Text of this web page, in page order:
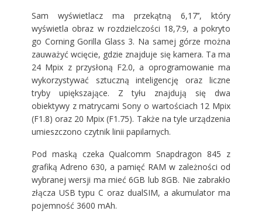
Sam wyświetlacz ma przekątną 6,17’’, który
wyświetla obraz w rozdzielczości 18,7:9, a pokryto
go Corning Gorilla Glass 3. Na samej górze można
zauważyć wcięcie, gdzie znajduje się kamera. Ta ma
24 Mpix z przysłoną F2.0, a oprogramowanie ma
wykorzystywać sztuczną inteligencję oraz liczne
tryby upiększające. Z tyłu znajdują się dwa
obiektywy z matrycami Sony o wartościach 12 Mpix
(F1.8) oraz 20 Mpix (F1.75). Także na tyle urządzenia
umieszczono czytnik linii papilarnych.
Pod maską czeka Qualcomm Snapdragon 845 z
grafiką Adreno 630, a pamięć RAM w zależności od
wybranej wersji ma mieć 6GB lub 8GB. Nie zabrakło
złącza USB typu C oraz dualSIM, a akumulator ma
pojemność 3600 mAh.